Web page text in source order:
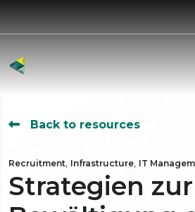
Back to resources
Recruitment, Infrastructure, IT
Strategien zur